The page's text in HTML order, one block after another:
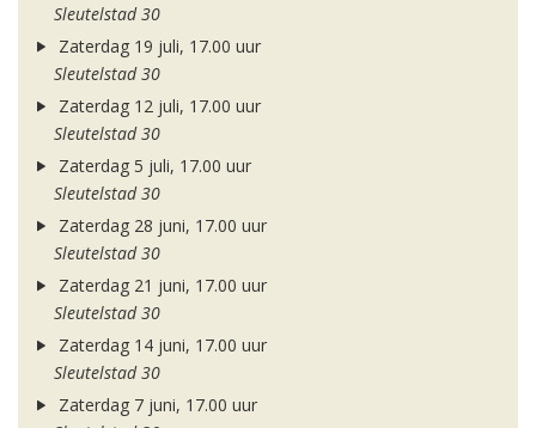
Sleutelstad 30
Zaterdag 19 juli, 17.00 uur
Sleutelstad 30
Zaterdag 12 juli, 17.00 uur
Sleutelstad 30
Zaterdag 5 juli, 17.00 uur
Sleutelstad 30
Zaterdag 28 juni, 17.00 uur
Sleutelstad 30
Zaterdag 21 juni, 17.00 uur
Sleutelstad 30
Zaterdag 14 juni, 17.00 uur
Sleutelstad 30
Zaterdag 7 juni, 17.00 uur